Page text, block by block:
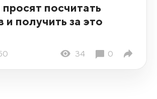
посчитать
и получить за это
34 0